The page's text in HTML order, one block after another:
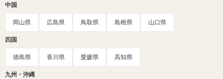
中国
岡山県 広島県 鳥取県 島根県 山口県
四国
徳島県 香川県 愛媛県 高知県
九州・沖縄